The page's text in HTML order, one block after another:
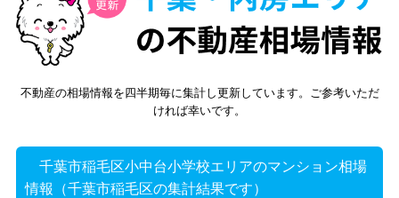
不動産の相場情報を四半期毎に集計し更新しています。ご参考いただ
ければ幸いです。
千葉市稲毛区小中台小学校エリアのマンション相場
情報（千葉市稲毛区の集計結果です）